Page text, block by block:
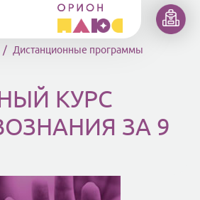
Дистанционные программы
КУРС
ЗА 9